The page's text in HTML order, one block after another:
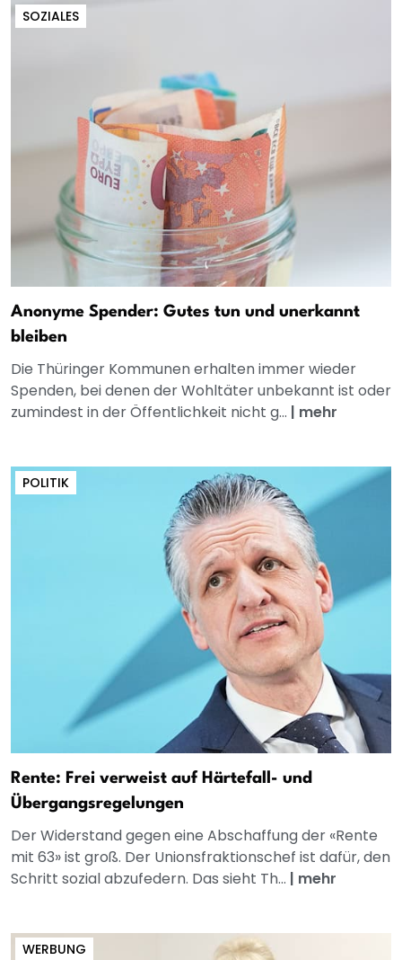
SOZIALES
Anonyme Spender: Gutes tun und unerkannt
bleiben
Die Thüringer Kommunen erhalten immer wieder
Spenden, bei denen der Wohltäter unbekannt ist oder
zumindest in der Öffentlichkeit nicht g... | mehr
POLITIK
Rente: Frei verweist auf Härtefall- und
Übergangsregelungen
Der Widerstand gegen eine Abschaffung der «Rente
mit 63» ist groß. Der Unionsfraktionschef ist dafür, den
Schritt sozial abzufedern. Das sieht Th... | mehr
WERBUNG